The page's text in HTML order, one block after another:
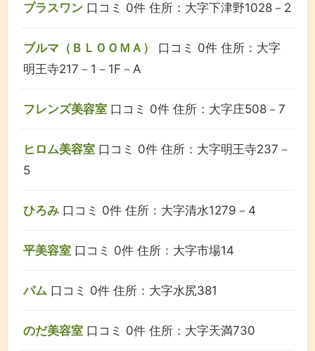
プラスワン 口コミ 0件 住所：大字下津野1028－2
ブルマ（ＢＬＯＯＭＡ） 口コミ 0件 住所：大字
明王寺217－1－1F－A
フレンズ美容室 口コミ 0件 住所：大字庄508－7
ヒロム美容室 口コミ 0件 住所：大字明王寺237－
5
ひろみ 口コミ 0件 住所：大字清水1279－4
平美容室 口コミ 0件 住所：大字市場14
パム 口コミ 0件 住所：大字水尻381
のだ美容室 口コミ 0件 住所：大字天満730